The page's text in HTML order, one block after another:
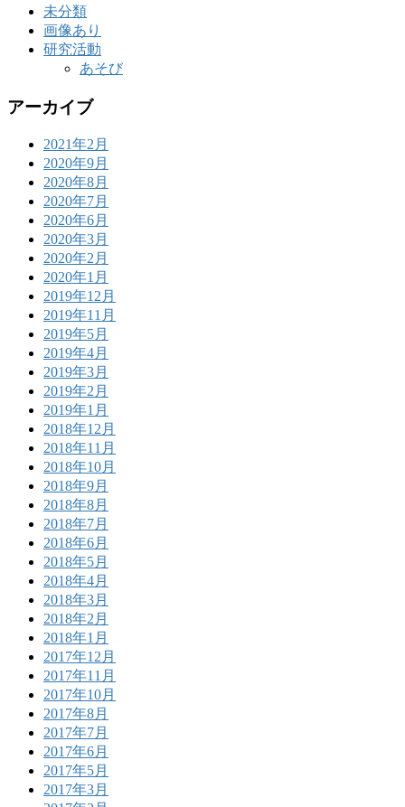
未分類
画像あり
研究活動
あそび
アーカイブ
2021年2月
2020年9月
2020年8月
2020年7月
2020年6月
2020年3月
2020年2月
2020年1月
2019年12月
2019年11月
2019年5月
2019年4月
2019年3月
2019年2月
2019年1月
2018年12月
2018年11月
2018年10月
2018年9月
2018年8月
2018年7月
2018年6月
2018年5月
2018年4月
2018年3月
2018年2月
2018年1月
2017年12月
2017年11月
2017年10月
2017年8月
2017年7月
2017年6月
2017年5月
2017年3月